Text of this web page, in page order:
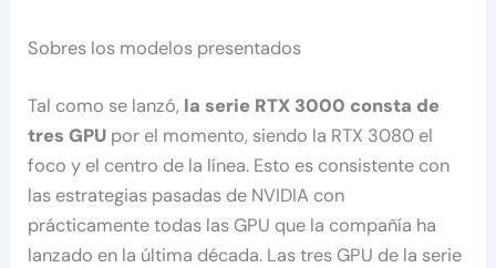
Sobres los modelos presentados
Tal como se lanzó, la serie RTX 3000 consta de
tres GPU por el momento, siendo la RTX 3080 el
foco y el centro de la línea. Esto es consistente con
las estrategias pasadas de NVIDIA con
prácticamente todas las GPU que la compañía ha
lanzado en la última década. Las tres GPU de la serie